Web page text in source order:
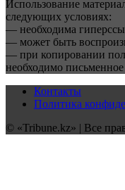
Использование
следующих условиях:
— необходима
— может быть
— при копировании
необходимо
Контакты
Политика
© «Tribune.kz» | Все